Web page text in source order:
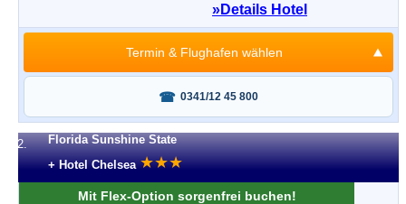
»Details Hotel
0341/12 45 800
Termin & Flughafen wählen
2.
Florida Sunshine State
+ Hotel Chelsea ★★★
Mit Flex-Option sorgenfrei buchen!